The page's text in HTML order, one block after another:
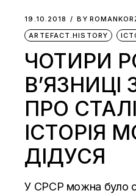
19.10.2018 BY
ARTEFACT.HISTORY
ЧОТИРИ
В’ЯЗНИЦІ
ПРО
ІСТОРІЯ
ДІДУСЯ
У СРСР можна було